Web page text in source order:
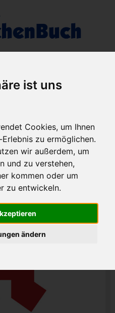
ist uns
Cookies, um Ihnen
zu ermöglichen.
wir außerdem, um
und zu verstehen,
kommen oder um
zu entwickeln.
ändern